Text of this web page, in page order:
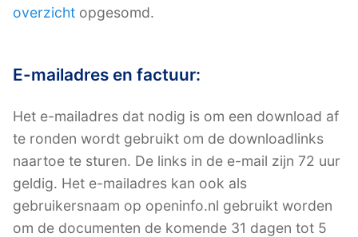
overzicht opgesomd.
E-mailadres en factuur:
Het e-mailadres dat nodig is om een download af
te ronden wordt gebruikt om de downloadlinks
naartoe te sturen. De links in de e-mail zijn 72 uur
geldig. Het e-mailadres kan ook als
gebruikersnaam op openinfo.nl gebruikt worden
om de documenten de komende 31 dagen tot 5